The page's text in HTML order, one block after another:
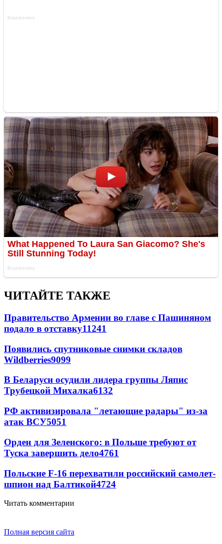
ЧИТАЙТЕ ТАКЖЕ
Правительство Армении во главе с Пашиняном
подало в отставку11241
Появились спутниковые снимки складов
Wildberries9099
В Беларуси осудили лидера группы Ляпис
Трубецкой Михалка6132
РФ активизировала "летающие радары" из-за
атак ВСУ5051
Орден для Зеленского: в Польше требуют от
Туска завершить дело4761
Польские F-16 перехватили российский самолет-
шпион над Балтикой4724
Читать комментарии
Полная версия сайта